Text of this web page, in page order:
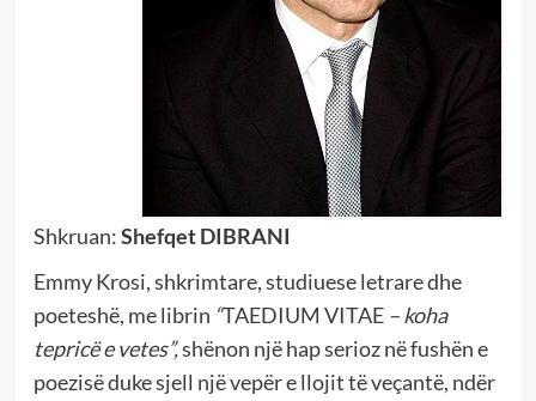
Shkruan:Shefqet DIBRANI
Emmy Krosi, shkrimtare, studiuese letrare dhe
poeteshë, me librin “TAEDIUM VITAE– koha
tepricë e vetes”,shënon një hap serioz në fushën e
poezisë duke sjell një vepër e llojit të veçantë, ndër